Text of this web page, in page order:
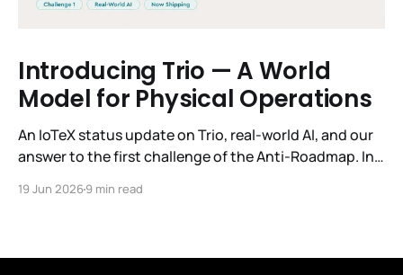
Introducing Trio — A World
Model for Physical Operations
An IoTeX status update on Trio, real-world AI, and our
answer to the first challenge of the Anti-Roadmap. In
three challenges instead of a timeline. Challenge 1 was
19 Jun 20269 min read